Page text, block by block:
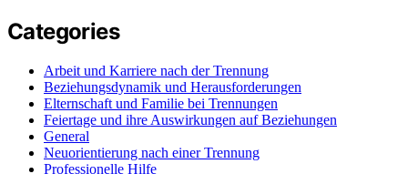
Categories
Arbeit und Karriere nach der Trennung
Beziehungsdynamik und Herausforderungen
Elternschaft und Familie bei Trennungen
Feiertage und ihre Auswirkungen auf Beziehungen
General
Neuorientierung nach einer Trennung
Professionelle Hilfe